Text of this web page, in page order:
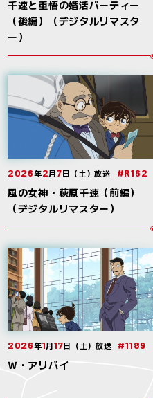
千速と重悟の婚活パーティー
（後編）（デジタルリマスタ
ー）
2026年2月7日（土）放送 #R162
風の女神・萩原千速（前編）
（デジタルリマスター）
2026年1月17日（土）放送 #1189
Ｗ・アリバイ